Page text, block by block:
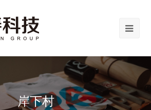
岸下村